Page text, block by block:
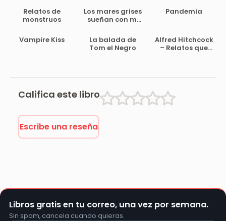
Relatos de
monstruos
Los mares grises
sueñan con mi
Pandemia
Vampire Kiss
La balada de
Tom el Negro
Alfred Hitchcock
– Relatos que
Califica este libro
Escribe una reseña
Libros gratis en tu correo, una vez por semana.
Sin spam, cancela cuando quieras.